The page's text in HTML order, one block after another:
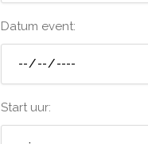
Datum event:
Start uur: